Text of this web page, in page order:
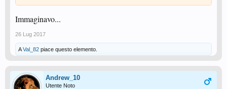
Immaginavo...
26 Lug 2017
AVal_82 piace questo elemento.
Andrew_10
Utente Noto